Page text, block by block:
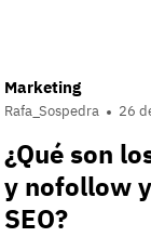
Marketing
Rafa_Sospedra 26
¿Qué son
y nofollow
SEO?